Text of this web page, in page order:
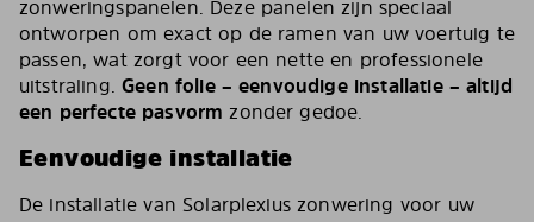
zonweringspanelen. Deze panelen zijn speciaal
ontworpen om exact op de ramen van uw voertuig te
passen, wat zorgt voor een nette en professionele
uitstraling.Geen folie – eenvoudige installatie – altijd
een perfecte pasvorm zonder gedoe.
Eenvoudige installatie
De installatie van Solarplexius zonwering voor uw